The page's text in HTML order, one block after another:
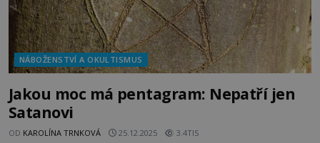
NÁBOŽENSTVÍ A OKULTISMUS
Jakou moc má pentagram: Nepatří jen
Satanovi
OD KAROLÍNA TRNKOVÁ 25.12.2025 3.4TIS